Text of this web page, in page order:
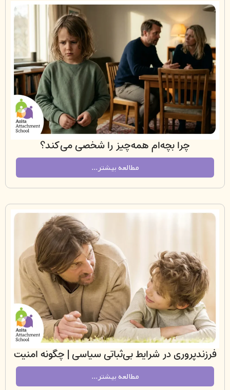
چرا بچه‌ام همه‌چیز را شخصی می‌کند؟
مطالعه بیشتر...
در شرایط بی‌ثباتی سیاسی | چگونه امنیت
عاطفی بسازیم وقتی جهان ناامن است
مطالعه بیشتر...